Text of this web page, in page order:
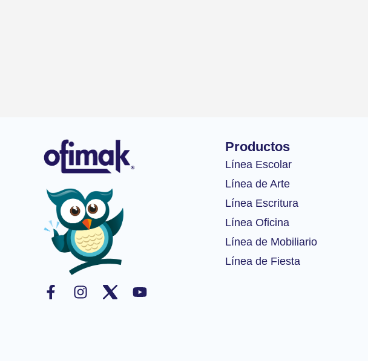
F
a
I
n o
Productos
Línea Escolar
Línea de Arte
Línea Escritura
Línea Oficina
Línea de Mobiliario
Línea de Fiesta